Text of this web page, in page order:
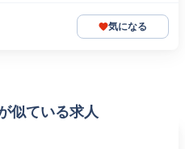
気になる
似ている求人